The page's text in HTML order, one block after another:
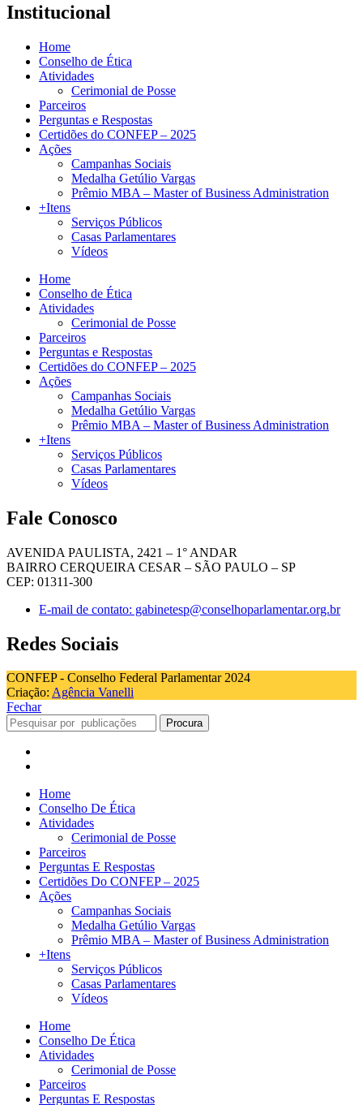
Institucional
Home
Conselho de Ética
Atividades
Cerimonial de Posse
Parceiros
Perguntas e Respostas
Certidões do CONFEP – 2025
Ações
Campanhas Sociais
Medalha Getúlio Vargas
Prêmio MBA – Master of Business Administration
+Itens
Serviços Públicos
Casas Parlamentares
Vídeos
Home
Conselho de Ética
Atividades
Cerimonial de Posse
Parceiros
Perguntas e Respostas
Certidões do CONFEP – 2025
Ações
Campanhas Sociais
Medalha Getúlio Vargas
Prêmio MBA – Master of Business Administration
+Itens
Serviços Públicos
Casas Parlamentares
Vídeos
Fale Conosco
AVENIDA PAULISTA, 2421 – 1° ANDAR
BAIRRO CERQUEIRA CESAR – SÃO PAULO – SP
CEP: 01311-300
E-mail de contato: gabinetesp@conselhoparlamentar.org.br
Redes Sociais
CONFEP - Conselho Federal Parlamentar 2024
Criação: Agência Vanelli
Fechar
Procura
Home
Conselho De Ética
Atividades
Cerimonial de Posse
Parceiros
Perguntas E Respostas
Certidões Do CONFEP – 2025
Ações
Campanhas Sociais
Medalha Getúlio Vargas
Prêmio MBA – Master of Business Administration
+Itens
Serviços Públicos
Casas Parlamentares
Vídeos
Home
Conselho De Ética
Atividades
Cerimonial de Posse
Parceiros
Perguntas E Respostas